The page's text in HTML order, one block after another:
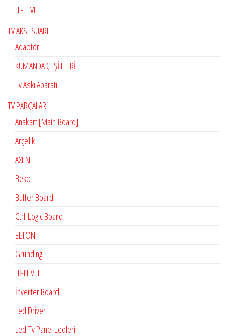
Hi-LEVEL
TV AKSESUARI
Adaptör
KUMANDA ÇEŞİTLERİ
Tv Askı Aparatı
TV PARÇALARI
Anakart [Main Board]
Arçelik
AXEN
Beko
Buffer Board
Ctrl-Logıc Board
ELTON
Grunding
Hİ-LEVEL
İnverter Board
Led Driver
Led Tv Panel Ledleri